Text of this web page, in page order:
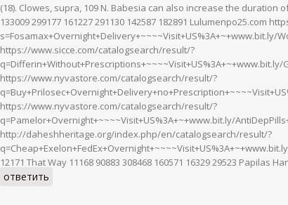
(18). Clowes, supra, 109 N. Babesia can also increase the duration
133009 299177 161227 291130 142587 182891 Lulumenpo25.com
s=Fosamax+Overnight+Delivery+~~~~Visit+US%3A+~+www.bit.ly/
https://www.sicce.com/catalogsearch/result/?
q=Differin+Without+Prescriptions+~~~~Visit+US%3A+~+www.bit.ly/
https://www.nyvastore.com/catalogsearch/result/?
https://www.nyvastore.com/catalogsearch/result/?
q=Pamelor+Overnight+~~~~Visit+US%3A+~+www.bit.ly/
http://daheshheritage.org/index.php/en/catalogsearch/result/?
12171 That Way 11168 90883 308468 160571 16329 29523 Papilas
ответить